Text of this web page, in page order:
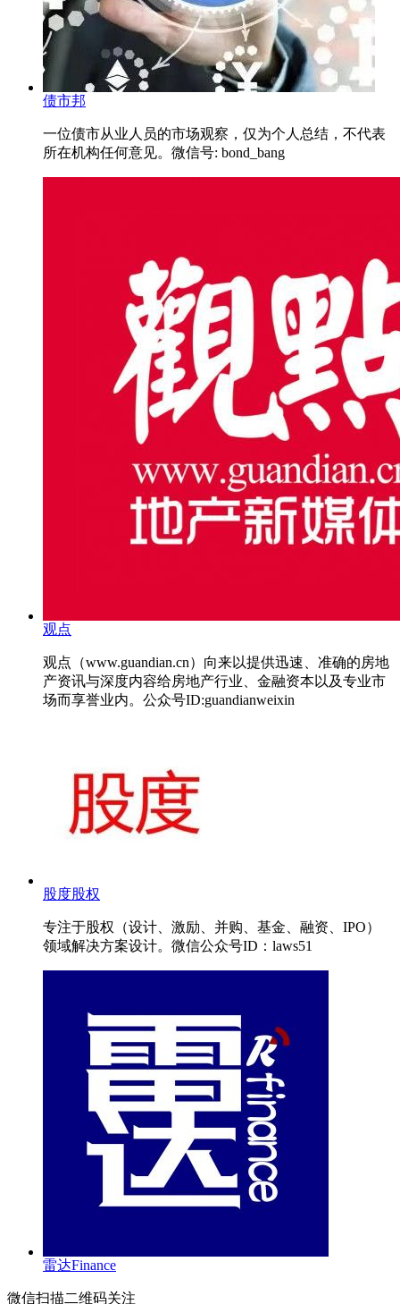
债市邦
一位债市从业人员的市场观察，仅为个人总结，不代表
所在机构任何意见。微信号: bond_bang
观点
观点（www.guandian.cn）向来以提供迅速、准确的房地
产资讯与深度内容给房地产行业、金融资本以及专业市
场而享誉业内。公众号ID:guandianweixin
股度股权
专注于股权（设计、激励、并购、基金、融资、IPO）
领域解决方案设计。微信公众号ID：laws51
雷达Finance
微信扫描二维码关注